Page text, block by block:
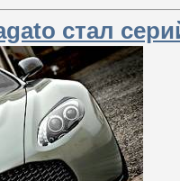
стал